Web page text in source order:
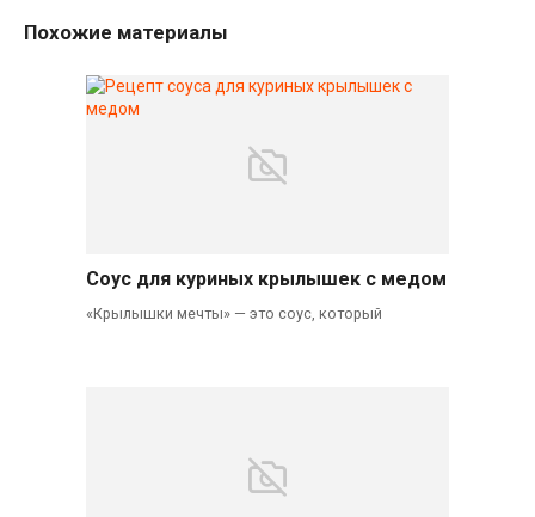
Похожие материалы
Соус для куриных крылышек с медом
«Крылышки мечты» — это соус, который